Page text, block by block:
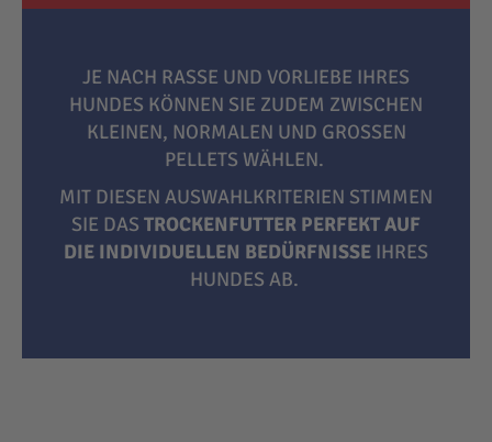
JE NACH RASSE UND VORLIEBE IHRES
HUNDES KÖNNEN SIE ZUDEM ZWISCHEN
KLEINEN, NORMALEN UND GROSSEN P
ELLETS WÄHLEN.
MIT DIESEN AUSWAHLKRITERIEN STIMMEN
SIE DAS TROCKENFUTTER PERFEKT AUF
DIE INDIVIDUELLEN BEDÜRFNISSE IHRES
HUNDES AB.